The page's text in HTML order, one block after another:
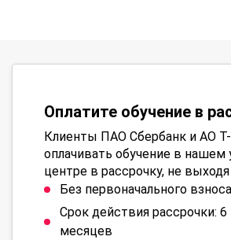
Оплатите обучение в
Клиенты ПАО Сбербанк и АО
оплачивать обучение в нашем
центре в рассрочку, не
Без первоначального взноса
Срок действия рассрочки: 6
месяцев